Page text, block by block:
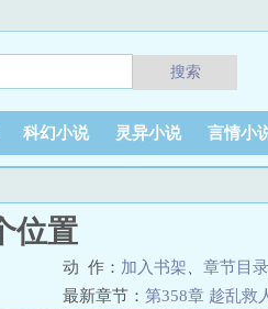
搜索
科幻小说 灵异小说 言情小
位置
动 作： 加入书架 章节目录
最新章节： 第358章 趁乱救